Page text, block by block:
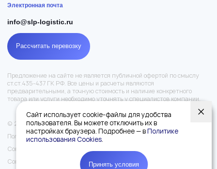
Электронная почта
info@slp-logistic.ru
Рассчитать перевозку
Предложение на сайте не является публичной офертой по смыслу
ст.ст.435-437 ГК РФ. Все цены и расчеты являются
предварительными, а точную стоимость и наличие конкретного
товара или услуги необходимо уточнять у специалистов компании.
© 2026 — SLP logistic. Все права защищены.
Политика конфиденциальности
Соглашение на обработку персональных данных
Согласие на обработку cookies
Сайт использует cookie-файлы для удобства
пользователя. Вы можете отключить их в
настройках браузера. Подробнее — вПолитике
использования Cookies.
Принять условия